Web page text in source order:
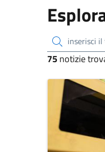
inserisci il testo da cercare
75notizie